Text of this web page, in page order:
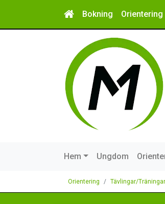
Bokning Orientering
Hem Ungdom
Orientering Tävlingar/